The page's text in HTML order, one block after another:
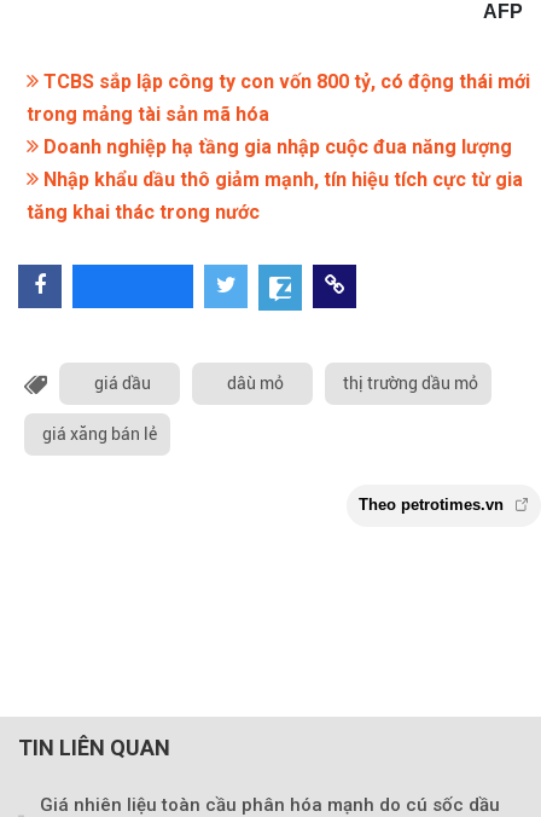
AFP
TCBS sắp lập công ty con vốn 800 tỷ, có động thái mới
trong mảng tài sản mã hóa
Doanh nghiệp hạ tầng gia nhập cuộc đua năng lượng
Nhập khẩu dầu thô giảm mạnh, tín hiệu tích cực từ gia
tăng khai thác trong nước
giá dầu dâù mỏ thị trường dầu mỏ
giá xăng bán lẻ
TIN LIÊN QUAN
Giá nhiên liệu toàn cầu phân hóa mạnh do cú sốc dầu